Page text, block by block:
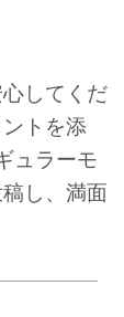
してくだ
トを添
ュラーモ
し、満面